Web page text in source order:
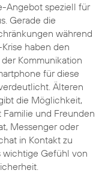
Angebot speziell für
Gerade die
während
haben den
Kommunikation
für diese
Älteren
die Möglichkeit,
Familie und Freunden
Messenger oder
in Kontakt zu
wichtige Gefühl von